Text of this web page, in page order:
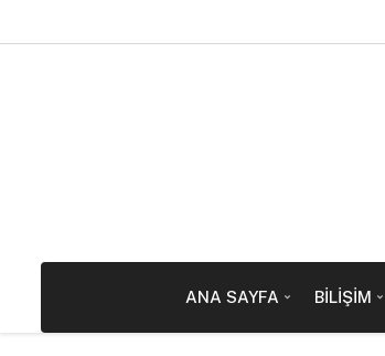
ANA SAYFA BILIŞIM